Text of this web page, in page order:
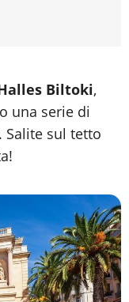
Biltoki,
una serie di
sul tetto